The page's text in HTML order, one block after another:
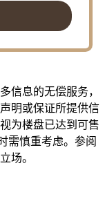
信息的无偿服务，
明或保证所提供信
为楼盘已达到可售
需慎重考虑。参阅
场。